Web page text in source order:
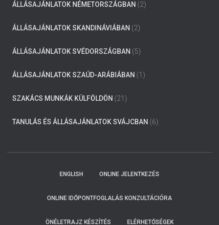
ÁLLÁSAJÁNLATOK NÉMETORSZÁGBAN (2)
ÁLLÁSAJÁNLATOK SKANDINÁVIÁBAN (2)
ÁLLÁSAJÁNLATOK SVÉDORSZÁGBAN (5)
ÁLLÁSAJÁNLATOK SZAÚD-ARÁBIÁBAN (1)
SZAKÁCS MUNKÁK KÜLFÖLDÖN (21)
TANULÁS ÉS ÁLLÁSAJÁNLATOK SVÁJCBAN (6)
ENGLISH ONLINE JELENTKEZÉS
ONLINE IDŐPONTFOGLALÁS KONZULTÁCIÓRA
ÖNÉLETRAJZ KÉSZÍTÉS ELÉRHETŐSÉGEK